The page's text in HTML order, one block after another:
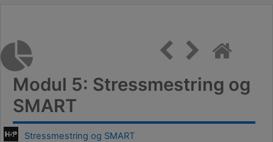
Modul 5: Stressmestring og
SMART
Stressmestring og SMART